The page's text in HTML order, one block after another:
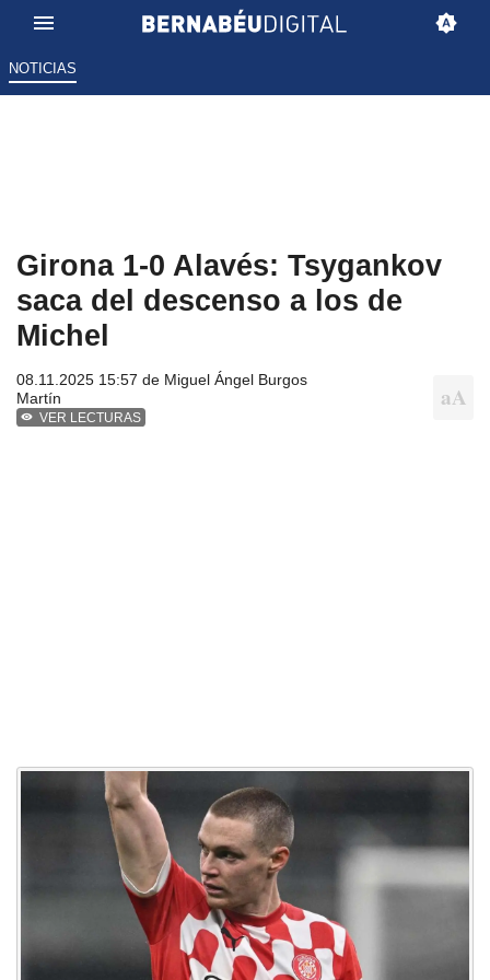
NOTICIAS
Girona 1-0 Alavés: Tsygankov
saca del descenso a los de
Michel
08.11.2025 15:57 de Miguel Ángel Burgos
Martín
VER LECTURAS